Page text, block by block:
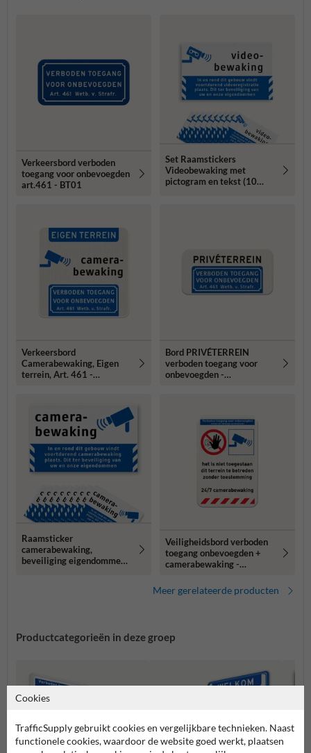
Verkeersbord verboden
toegang voor onbevoegden
art.461 - BT01
Set Raamstickers
Videobewaking met
pictogram en tekst (10
Verkeersbord
Camerabewaking, Eigen
terrein, Art. 461 -
Bord PRIVÉTERREIN
verboden toegang voor
onbevoegden -
Raamsticker
camerabewaking,
beveiliging eigendommen -
Veiligheidsbord verboden
toegang onbevoegden +
camerabewaking -
Meer gerelateerde producten
Productcategorieën in deze groep
Cookies
TrafficSupply gebruikt cookies en vergelijkbare technieken. Naast
functionele cookies, waardoor de website goed werkt, plaatsen